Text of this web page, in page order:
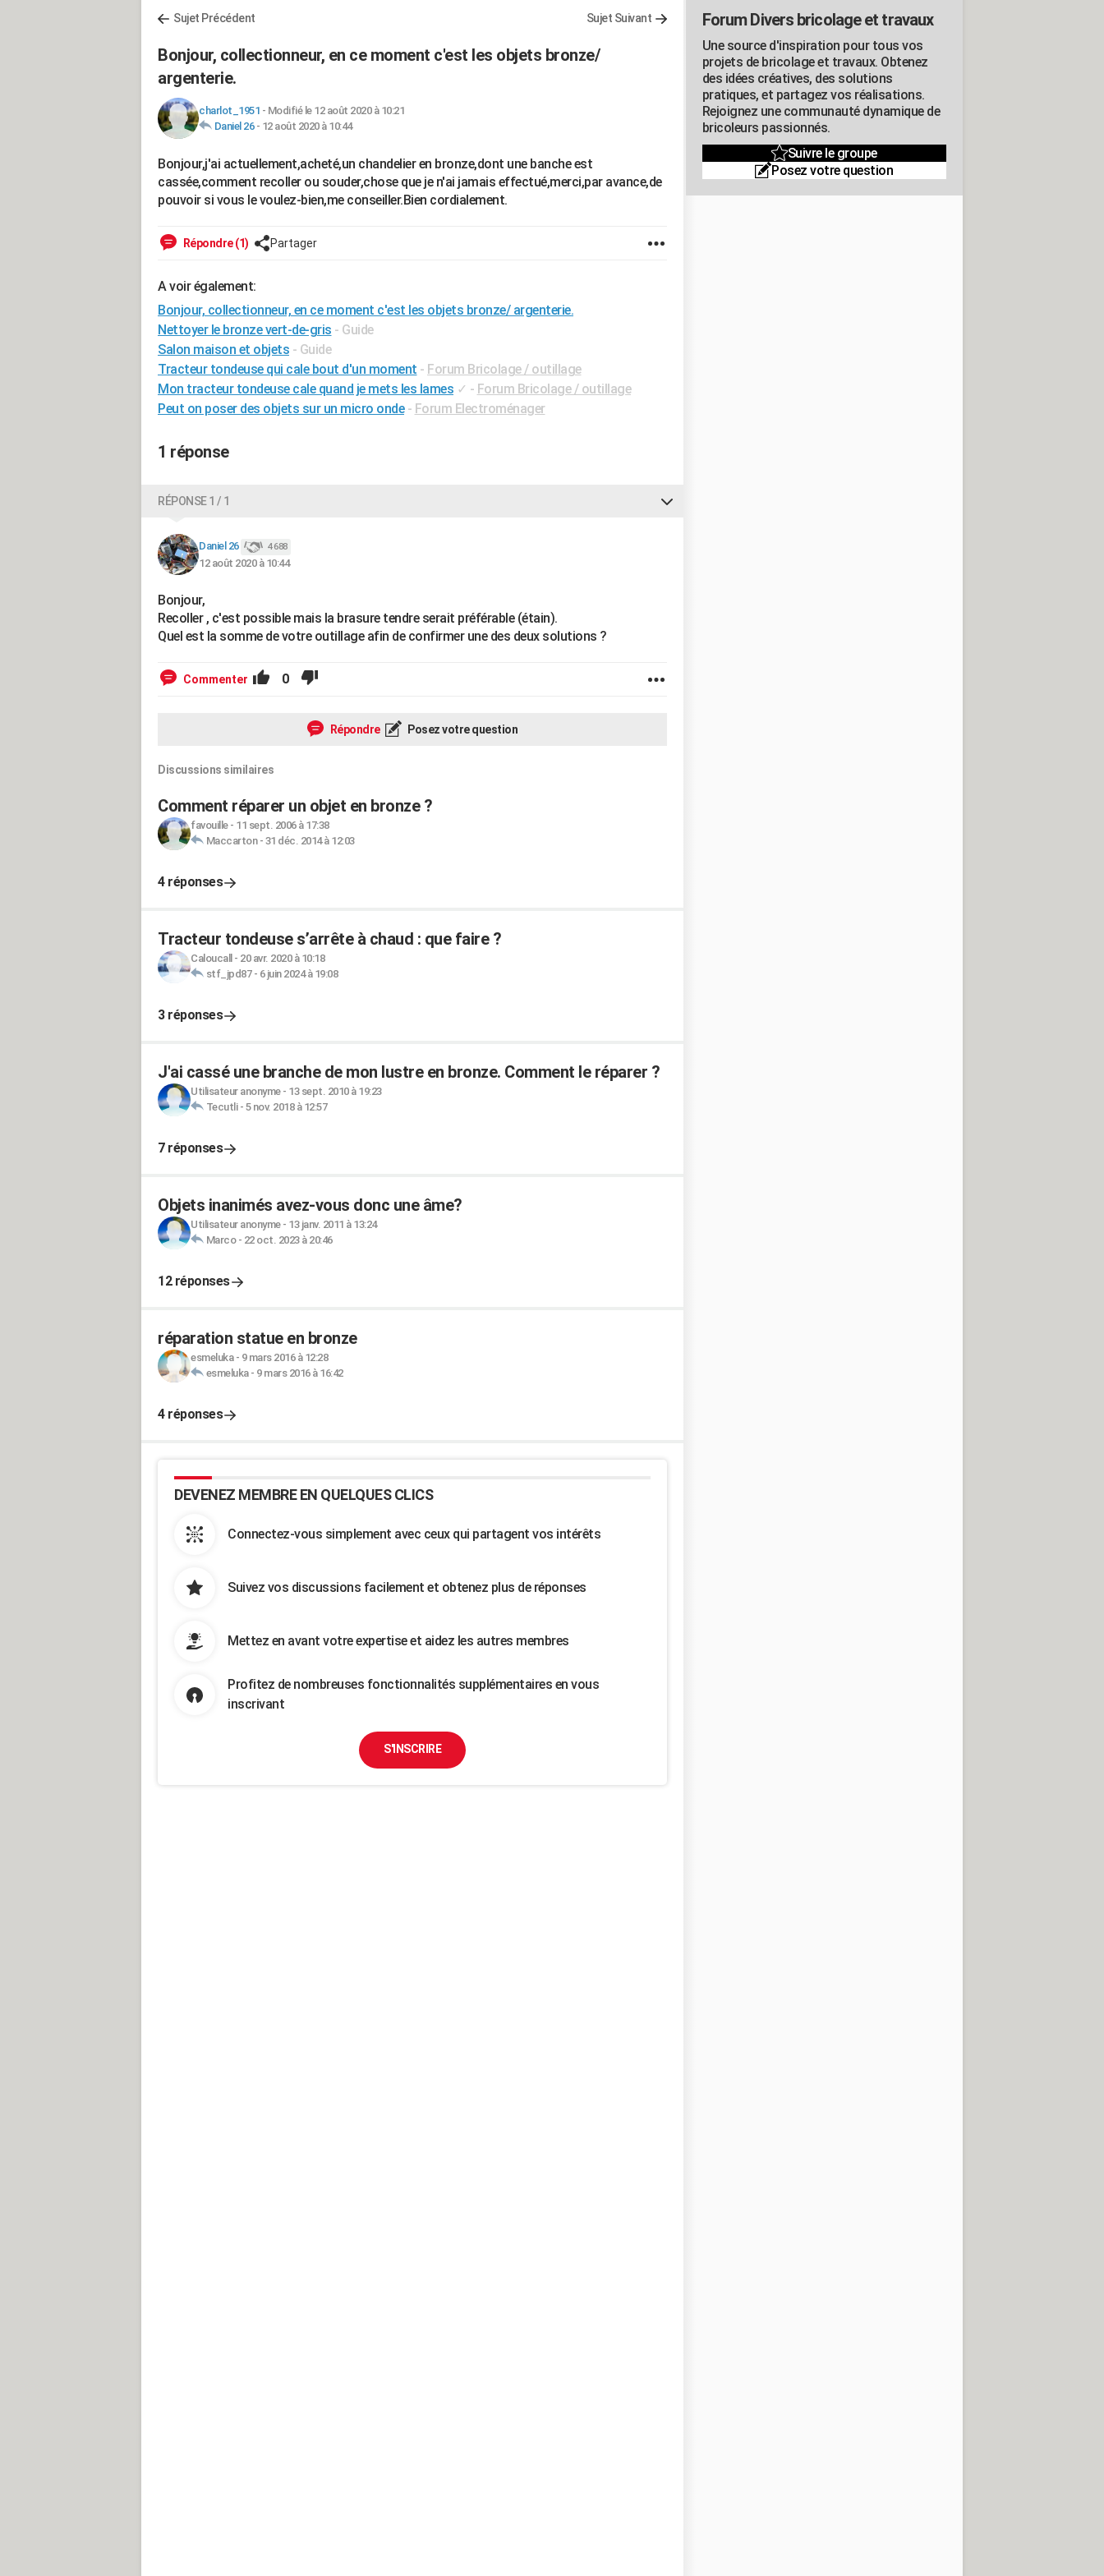
Sujet Précédent Sujet Suivant
Bonjour, collectionneur, en ce moment c'est les objets bronze/
argenterie.
charlot_1951 - Modifié le 12 août 2020 à 10:21
Daniel 26- 12 août 2020 à 10:44
Bonjour,j'ai actuellement,acheté,un chandelier en bronze,dont une banche est
cassée,comment recoller ou souder,chose que je n'ai jamais effectué,merci,par avance,de
pouvoir si vous le voulez-bien,me conseiller.Bien cordialement.
Répondre (1) Partager
A voir également:
Bonjour, collectionneur, en ce moment c'est les objets bronze/ argenterie.
Nettoyer le bronze vert-de-gris - Guide
Salon maison et objets - Guide
Tracteur tondeuse qui cale bout d'un moment - Forum Bricolage / outillage
Mon tracteur tondeuse cale quand je mets les lames ✓ - Forum Bricolage / outillage
Peut on poser des objets sur un micro onde - Forum Electroménager
1 réponse
RÉPONSE 1 / 1
Daniel 26 4 688
12 août 2020 à 10:44
Bonjour,
Recoller , c'est possible mais la brasure tendre serait préférable (étain).
Quel est la somme de votre outillage afin de confirmer une des deux solutions ?
Commenter 0
Répondre Posez votre question
Discussions similaires
Comment réparer un objet en bronze ?
favouille- 11 sept. 2006 à 17:38
Maccarton- 31 déc. 2014 à 12:03
4 réponses
Tracteur tondeuse s’arrête à chaud : que faire ?
Caloucall - 20 avr. 2020 à 10:18
stf_jpd87- 6 juin 2024 à 19:08
3 réponses
J'ai cassé une branche de mon lustre en bronze. Comment le réparer ?
Utilisateur anonyme- 13 sept. 2010 à 19:23
Tecutli- 5 nov. 2018 à 12:57
7 réponses
Objets inanimés avez-vous donc une âme?
Utilisateur anonyme- 13 janv. 2011 à 13:24
Marco- 22 oct. 2023 à 20:46
12 réponses
réparation statue en bronze
esmeluka- 9 mars 2016 à 12:28
esmeluka- 9 mars 2016 à 16:42
4 réponses
DEVENEZ MEMBRE EN QUELQUES CLICS
Connectez-vous simplement avec ceux qui partagent vos intérêts
Suivez vos discussions facilement et obtenez plus de réponses
Mettez en avant votre expertise et aidez les autres membres
Profitez de nombreuses fonctionnalités supplémentaires en vous
inscrivant
S'INSCRIRE
Forum Divers bricolage et travaux
Une source d'inspiration pour tous vos
projets de bricolage et travaux. Obtenez
des idées créatives, des solutions
pratiques, et partagez vos réalisations.
Rejoignez une communauté dynamique de
bricoleurs passionnés.
Suivre le groupe
Posez votre question